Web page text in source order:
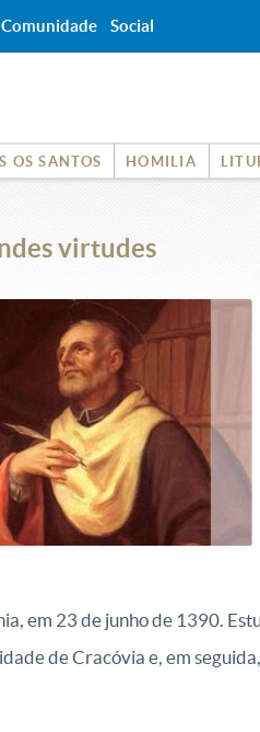
OS SANTOS HOMILIA
virtudes
em 23 de junho de 1390.
de Cracóvia e, em
Comunidade Social